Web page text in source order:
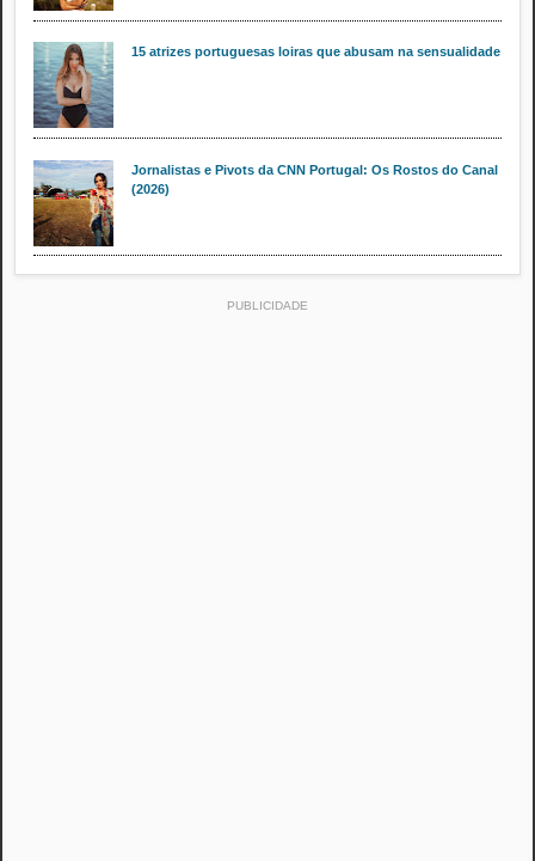
15 atrizes portuguesas loiras que abusam na sensualidade
Jornalistas e Pivots da CNN Portugal: Os Rostos do Canal
(2026)
PUBLICIDADE